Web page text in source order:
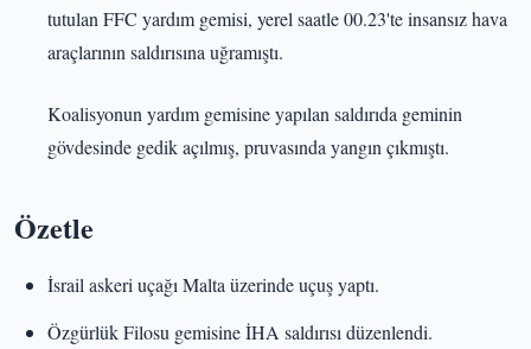
tutulan FFC yardım gemisi, yerel saatle 00.23'te insansız hava
araçlarının saldırısına uğramıştı.
Koalisyonun yardım gemisine yapılan saldırıda geminin
gövdesinde gedik açılmış, pruvasında yangın çıkmıştı.
Özetle
İsrail askeri uçağı Malta üzerinde uçuş yaptı.
Özgürlük Filosu gemisine İHA saldırısı düzenlendi.